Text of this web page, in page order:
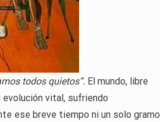
todos quietos”. El mundo, libre
vital, sufriendo
ese breve tiempo ni un solo gramo